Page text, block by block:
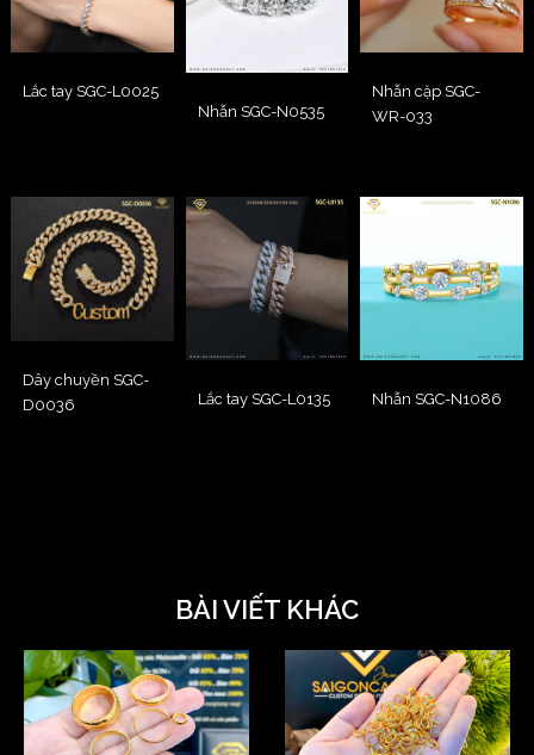
Lắc tay SGC-L0025
Nhẫn SGC-N0535
Nhẫn cặp SGC-
WR-033
Dây chuyền SGC-
D0036
Lắc tay SGC-L0135 Nhẫn SGC-N1086
BÀI VIẾT KHÁC